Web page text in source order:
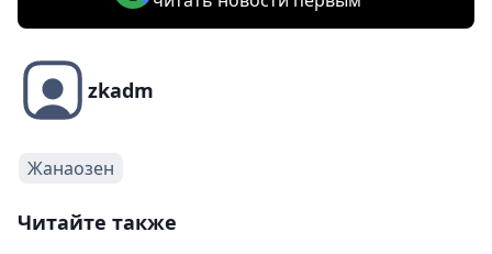
zkadm
Жанаозен
Читайте также